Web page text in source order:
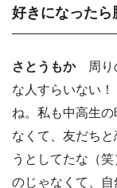
好きになった
さとうもか周り
な人すらいない
ね。私も中高生
なくて、友だち
うとしてたな（
のじゃなくて、